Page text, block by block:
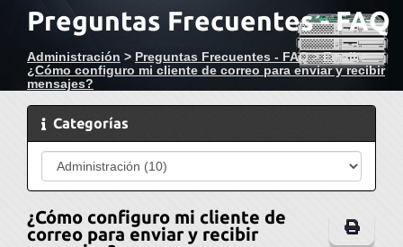
Preguntas Frecuentes - FAQ
Administración > Preguntas Frecuentes - FAQ>Email>
¿Cómo configuro mi cliente de correo para enviar y recibir
mensajes?
Categorías
¿Cómo configuro mi cliente de
correo para enviar y recibir